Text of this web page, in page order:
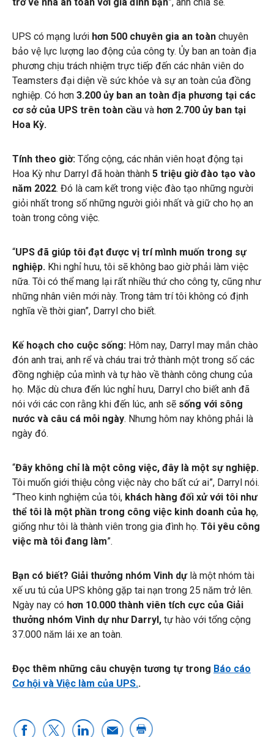
UPS có mạng lưới hơn 500 chuyên gia an toàn chuyên
bảo vệ lực lượng lao động của công ty. Ủy ban an toàn địa
phương chịu trách nhiệm trực tiếp đến các nhân viên do
Teamsters đại diện về sức khỏe và sự an toàn của đồng
nghiệp. Có hơn 3.200 ủy ban an toàn địa phương tại các
cơ sở của UPS trên toàn cầu và hơn 2.700 ủy ban tại
Hoa Kỳ.
Tính theo giờ: Tổng cộng, các nhân viên hoạt động tại
Hoa Kỳ như Darryl đã hoàn thành 5 triệu giờ đào tạo vào
năm 2022. Đó là cam kết trong việc đào tạo những người
giỏi nhất trong số những người giỏi nhất và giữ cho họ an
toàn trong công việc.
“UPS đã giúp tôi đạt được vị trí mình muốn trong sự
nghiệp. Khi nghỉ hưu, tôi sẽ không bao giờ phải làm việc
nữa. Tôi có thể mang lại rất nhiều thứ cho công ty, cũng như
những nhân viên mới này. Trong tâm trí tôi không có định
nghĩa về thời gian”, Darryl cho biết.
Kế hoạch cho cuộc sống: Hôm nay, Darryl may mắn chào
đón anh trai, anh rể và cháu trai trở thành một trong số các
đồng nghiệp của mình và tự hào về thành công chung của
họ. Mặc dù chưa đến lúc nghỉ hưu, Darryl cho biết anh đã
nói với các con rằng khi đến lúc, anh sẽ sống với sông
nước và câu cá mỗi ngày. Nhưng hôm nay không phải là
ngày đó.
“Đây không chỉ là một công việc, đây là một sự nghiệp.
Tôi muốn giới thiệu công việc này cho bất cứ ai”, Darryl nói.
“Theo kinh nghiệm của tôi, khách hàng đối xử với tôi như
thể tôi là một phần trong công việc kinh doanh của họ,
giống như tôi là thành viên trong gia đình họ. Tôi yêu công
việc mà tôi đang làm”.
Bạn có biết? Giải thưởng nhóm Vinh dự là một nhóm tài
xế ưu tú của UPS không gặp tai nạn trong 25 năm trở lên.
Ngày nay có hơn 10.000 thành viên tích cực của Giải
thưởng nhóm Vinh dự như Darryl, tự hào với tổng cộng
37.000 năm lái xe an toàn.
Đọc thêm những câu chuyện tương tự trong Báo cáo
Cơ hội và Việc làm của UPS..